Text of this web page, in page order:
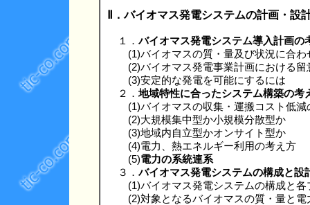
Ⅱ．バイオマス発電システムの計画・設
１． バイオマス発電システム導入計画の
(1)バイオマスの質・量及び状況に合わ
(2)バイオマス発電事業計画における留
(3)安定的な発電を可能にするには
２．地域特性に合ったシステム構築の考
(1)バイオマスの収集・運搬コスト低減
(2)大規模集中型か小規模分散型か
(3)地域内自立型かオンサイト型か
(4)電力、熱エネルギー利用の考え方
(5)電力の系統連系
３． バイオマス発電システムの構成と設
(1)バイオマス発電システムの構成と各
(2)対象となるバイオマスの質・量と電